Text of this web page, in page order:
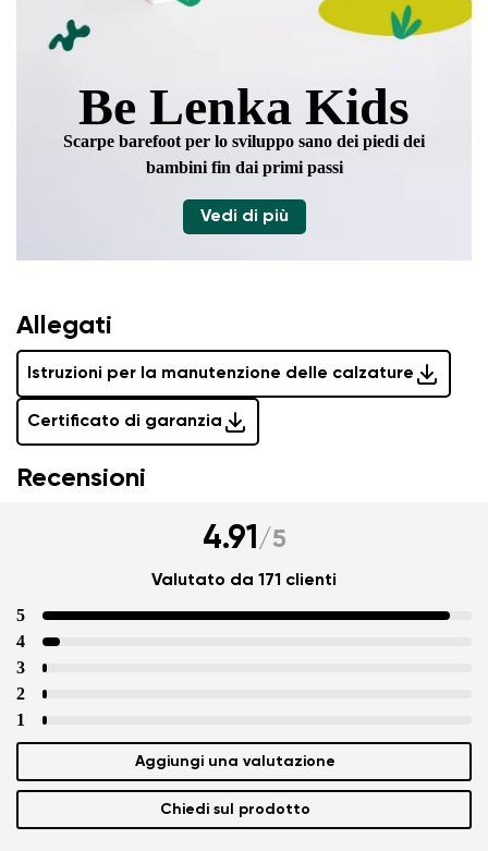
Be Lenka Kids
Scarpe barefoot per lo sviluppo sano dei piedi dei
bambini fin dai primi passi
Vedi di più
Allegati
Istruzioni per la manutenzione delle calzature
Certificato di garanzia
Recensioni
4.91/5
Valutato da 171 clienti
5
4
3
2
1
Aggiungi una valutazione
Chiedi sul prodotto